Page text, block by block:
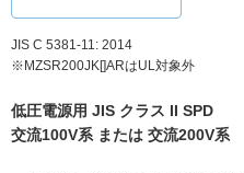
JIS C 5381-11: 2014
※MZSR200JK[]ARはUL対象外
低圧電源用 JIS クラス II SPD
交流100V系 または 交流200V系